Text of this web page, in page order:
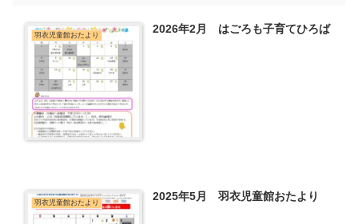
羽衣児童館おたより 2026年2月 はごろも子育てひろば
羽衣児童館おたより 2025年5月 羽衣児童館おたより